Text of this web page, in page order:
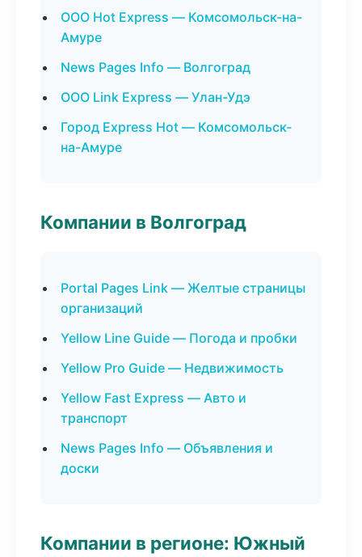
ООО Hot Express — Комсомольск-на-
Амуре
News Pages Info — Волгоград
ООО Link Express — Улан-Удэ
Город Express Hot — Комсомольск-
на-Амуре
Компании в Волгоград
Portal Pages Link — Желтые страницы
организаций
Yellow Line Guide — Погода и пробки
Yellow Pro Guide — Недвижимость
Yellow Fast Express — Авто и
транспорт
News Pages Info — Объявления и
доски
Компании в регионе: Южный